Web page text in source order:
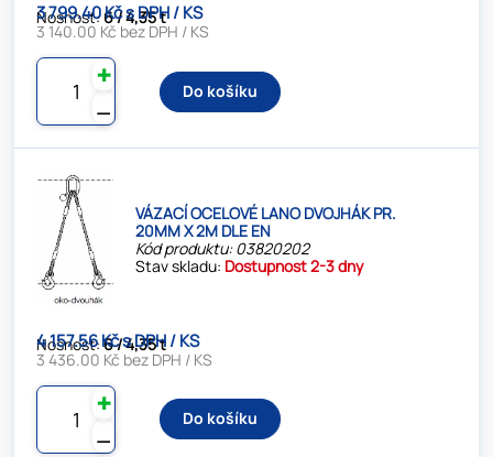
Nosnost:6 / 4,35 t
3 799.40 Kč s DPH / KS
3 140.00 Kč bez DPH / KS
⚊
✚
Do košíku
VÁZACÍ OCELOVÉ LANO DVOJHÁK PR.
20MM X 2M DLE EN
Kód produktu: 03820202
Stav skladu: Dostupnost 2-3 dny
Nosnost:6 / 4,35 t
4 157.56 Kč s DPH / KS
3 436.00 Kč bez DPH / KS
⚊
✚
Do košíku